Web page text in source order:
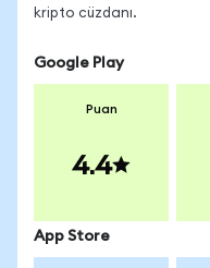
kripto cüzdanı.
Google Play
Puan
4.4
App Store